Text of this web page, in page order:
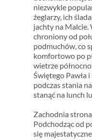
niezwykle
żeglarzy, ich
jachty na Malcie.
chroniony od
podmuchów, co
komfortowo po
wietrze
Świętego Pawła
podczas stania
stanąć na lunch
Zachodnia
Podchodząc od
się